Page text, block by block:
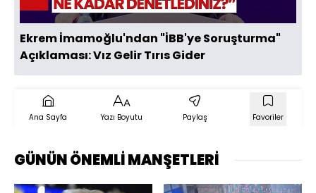
Ekrem İmamoğlu'ndan "İBB'ye Soruşturma"
Açıklaması: Vız Gelir Tırıs Gider
Ana Sayfa Yazı Boyutu Paylaş Favoriler
GÜNÜN ÖNEMLİ MANŞETLERİ